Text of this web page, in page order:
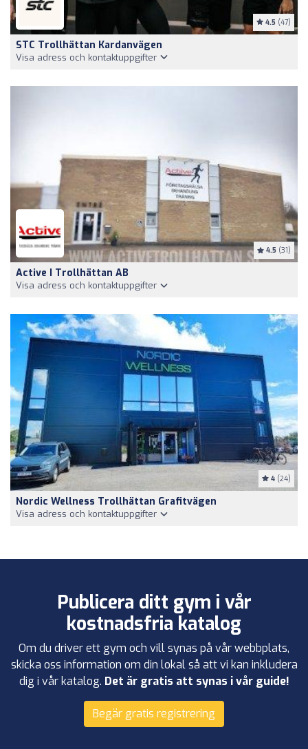
4.5 (47)
STC Trollhättan Kardanvägen
Visa adress och kontaktuppgifter
4.5 (31)
Active I Trollhättan AB
Visa adress och kontaktuppgifter
4 (24)
Nordic Wellness Trollhättan Grafitvägen
Visa adress och kontaktuppgifter
Publicera ditt gym i vår
kostnadsfria katalog
Om du driver ett gym och vill synas på vår webbplats,
skicka oss information om din lokal så att vi kan inkludera
dig i vår katalog. Det är gratis att synas i vår guide!
Begär gratis registrering